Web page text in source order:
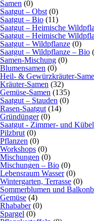
Samen (0)
Saatgut – Obst (0)
Saatgut – Bio (11)
Saatgut – Heimische
Saatgut – Heimische
Saatgut – Wildpflanze (0)
Saatgut – Wildpflanze – Bio
Samen-Mischung (0)
Blumensamen (0)
Heil- & Gewürzkräuter-
Kräuter-Samen (32)
Gemüse-Samen (135)
Saatgut – Stauden (0)
Rasen-Saatgut (14)
Gründünger(0)
Saatgut - Zimmer- und
Pilzbrut (0)
Pflanzen (0)
Workshops (0)
Mischungen (0)
Mischungen – Bio (0)
Lebensraum Wasser(0)
Wintergarten, Terrasse (0)
Sommerblumen und
Gemüse (4)
Rhababer(0)
Spargel (0)